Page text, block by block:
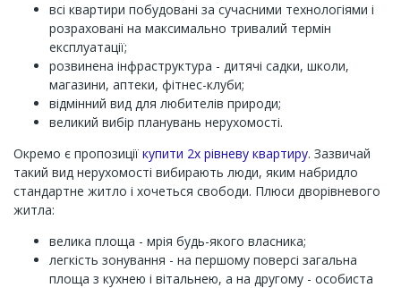
всі квартири побудовані за сучасними технологіями і
розраховані на максимально тривалий термін
експлуатації;
розвинена інфраструктура - дитячі садки, школи,
магазини, аптеки, фітнес-клуби;
відмінний вид для любителів природи;
великий вибір планувань нерухомості.
Окремо є пропозиції купити 2х рівневу квартиру. Зазвичай
такий вид нерухомості вибирають люди, яким набридло
стандартне житло і хочеться свободи. Плюси дворівневого
житла:
велика площа - мрія будь-якого власника;
легкість зонування - на першому поверсі загальна
площа з кухнею і вітальнею, а на другому - особиста